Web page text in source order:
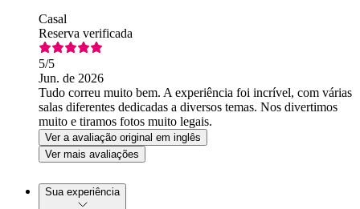
Casal
Reserva verificada
5/5
Jun. de 2026
Tudo correu muito bem. A experiência foi incrível, com várias
salas diferentes dedicadas a diversos temas. Nos divertimos
muito e tiramos fotos muito legais.
Ver a avaliação original em inglês
Ver mais avaliações
Sua experiência